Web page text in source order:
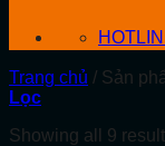
Trang chủ / Sản
Lọc
Showing all 9